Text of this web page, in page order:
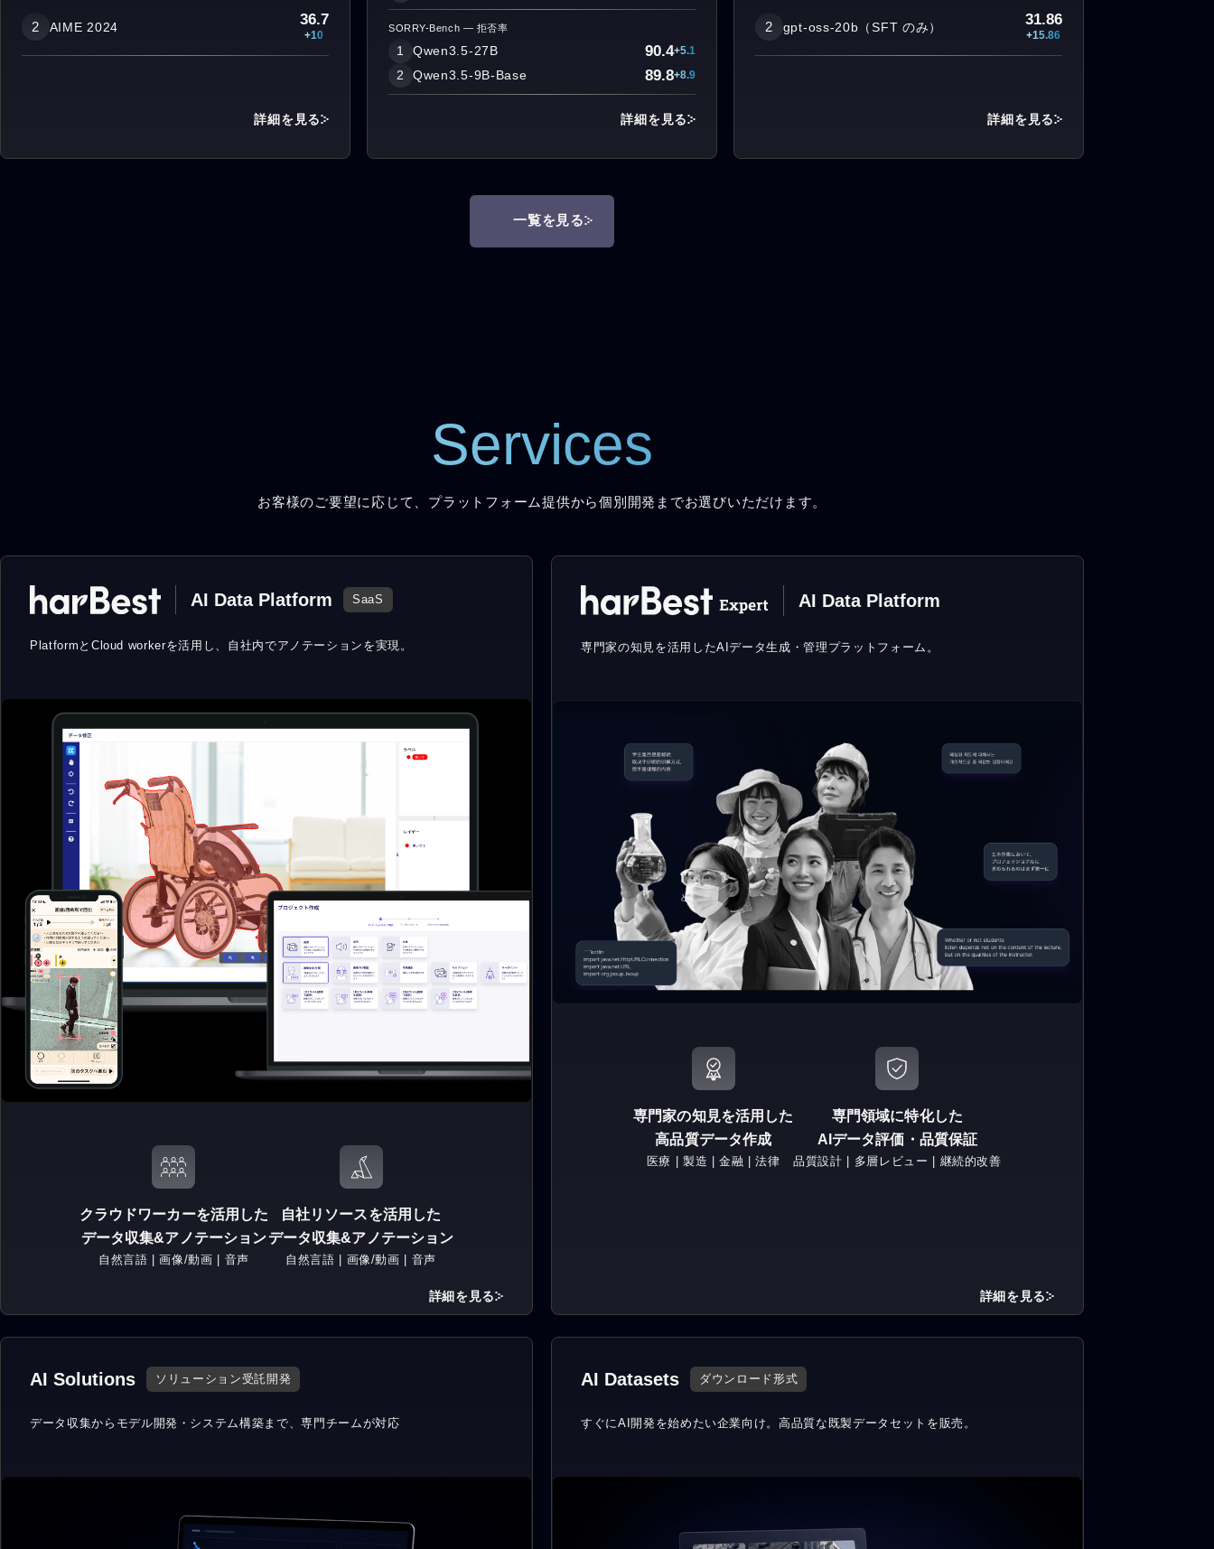
2 AIME 2024 36.7
+10
詳細を見る
SORRY-Bench — 拒否率
1 Qwen3.5-27B 90.4+5.1
2 Qwen3.5-9B-Base 89.8+8.9
詳細を見る
2 gpt-oss-20b（SFT のみ） 31.86
+15.86
詳細を見る
一覧を見る
Services
お客様のご要望に応じて、プラットフォーム提供から個別開発までお選びいただけます。
AI Data Platform SaaS
PlatformとCloud workerを活用し、 自社内でアノテーションを実現。
クラウドワーカーを活用した
データ収集&アノテーション
自然言語 | 画像/動画 | 音声
自社リソースを活用した
データ収集&アノテーション
自然言語 | 画像/動画 | 音声
詳細を見る
AI Data Platform
専門家の知見を活用したAIデータ生成・管理プラットフォーム。
専門家の知見を活用した
高品質データ作成
医療 | 製造 | 金融 | 法律
専門領域に特化した
AIデータ評価・品質保証
品質設計 | 多層レビュー | 継続的改善
詳細を見る
AI Solutions ソリューション受託開発
データ収集からモデル開発・ システム構築まで、専門チームが対応
AI Datasets ダウンロード形式
すぐにAI開発を始めたい企業向け。高品質な既製データセットを販売。